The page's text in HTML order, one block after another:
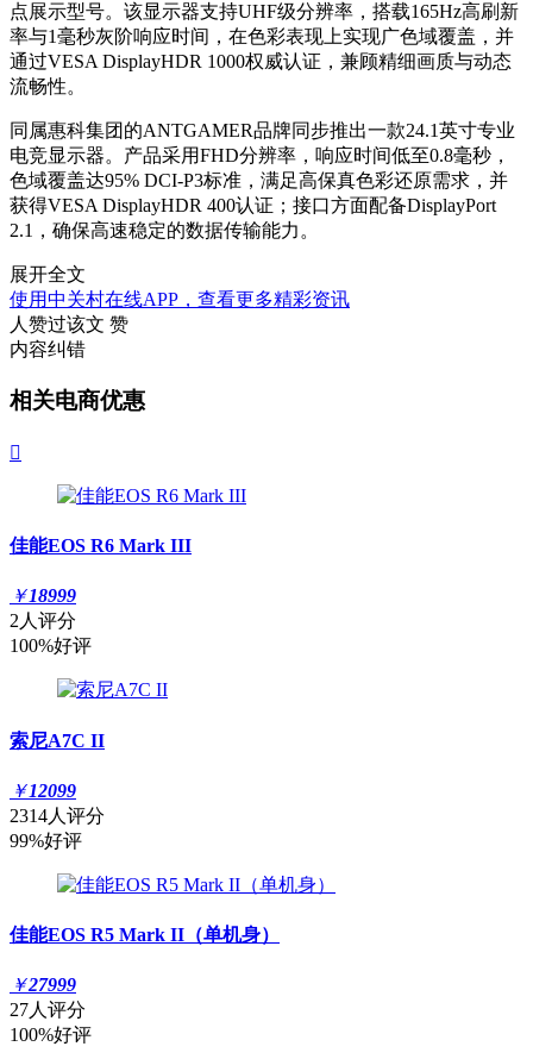
点展示型号。该显示器支持UHF级分辨率，搭载165Hz高刷新
率与1毫秒灰阶响应时间，在色彩表现上实现广色域覆盖，并
通过VESA DisplayHDR 1000权威认证，兼顾精细画质与动态
流畅性。
同属惠科集团的ANTGAMER品牌同步推出一款24.1英寸专业
电竞显示器。产品采用FHD分辨率，响应时间低至0.8毫秒，
色域覆盖达95% DCI-P3标准，满足高保真色彩还原需求，并
获得VESA DisplayHDR 400认证；接口方面配备DisplayPort
2.1，确保高速稳定的数据传输能力。
展开全文
使用中关村在线APP，查看更多精彩资讯
人赞过该文 赞
内容纠错
相关电商优惠

佳能EOS R6 Mark III
￥18999
2人评分
100%好评
索尼A7C II
￥12099
2314人评分
99%好评
佳能EOS R5 Mark II（单机身）
￥27999
27人评分
100%好评